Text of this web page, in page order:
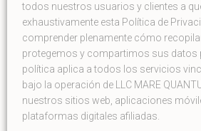
todos nuestros usuarios y clientes a
exhaustivamente esta Política de
comprender plenamente cómo
protegemos y compartimos sus datos
política aplica a todos los servicios
bajo la operación de LLC MARE
nuestros sitios web, aplicaciones
plataformas digitales afiliadas.